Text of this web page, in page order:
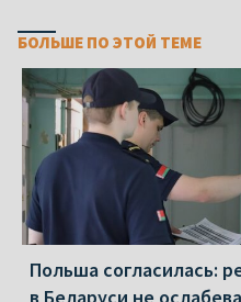
БОЛЬШЕ ПО ЭТОЙ ТЕМЕ
Польша согласилась: